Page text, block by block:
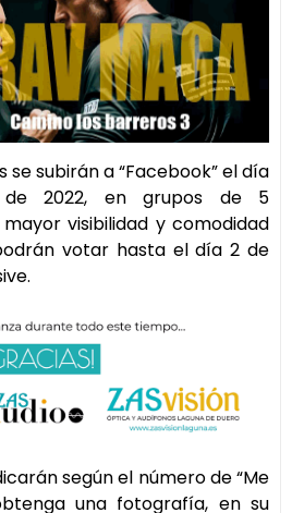
subirán a “Facebook” el día
2022, en grupos de 5
visibilidad y comodidad
votar hasta el día 2 de
según el número de “Me
una fotografía, en su